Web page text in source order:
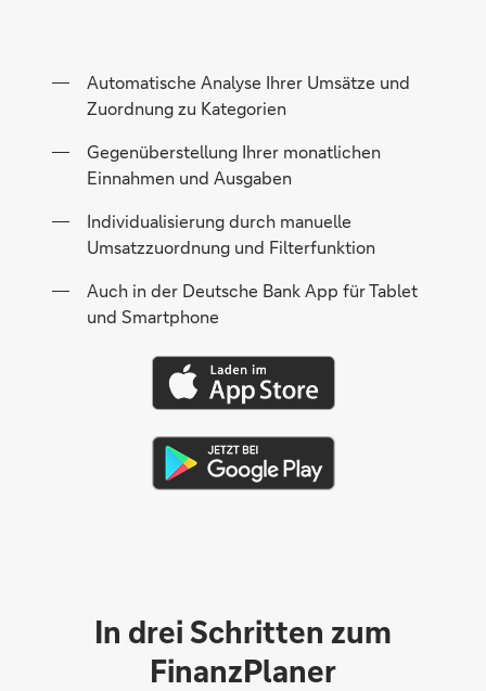
Automatische Analyse Ihrer Umsätze und
Zuordnung zu Kategorien
Gegenüberstellung Ihrer monatlichen
Einnahmen und Ausgaben
Individualisierung durch manuelle
Umsatzzuordnung und Filterfunktion
Auch in der Deutsche Bank App für Tablet
und Smartphone
In drei Schritten zum
FinanzPlaner